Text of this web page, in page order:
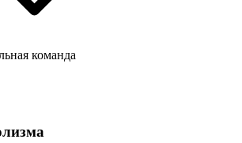
команда